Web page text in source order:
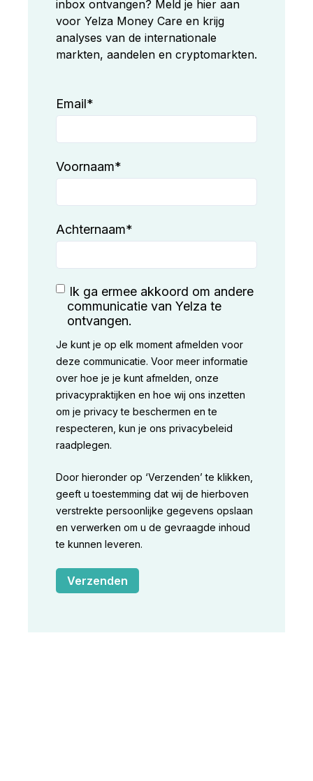
inbox ontvangen? Meld je hier aan
voor Yelza Money Care en krijg
analyses van de internationale
markten, aandelen en cryptomarkten.
Email*
Voornaam*
Achternaam*
Ik ga ermee akkoord om andere
communicatie van Yelza te
ontvangen.
Je kunt je op elk moment afmelden voor
deze communicatie. Voor meer informatie
over hoe je je kunt afmelden, onze
privacypraktijken en hoe wij ons inzetten
om je privacy te beschermen en te
respecteren, kun je ons privacybeleid
raadplegen.
Door hieronder op ‘Verzenden’ te klikken,
geeft u toestemming dat wij de hierboven
verstrekte persoonlijke gegevens opslaan
en verwerken om u de gevraagde inhoud
te kunnen leveren.